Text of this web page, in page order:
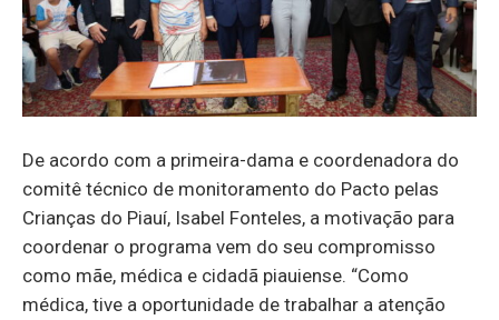
De acordo com a primeira-dama e coordenadora do
comitê técnico de monitoramento do Pacto pelas
Crianças do Piauí, Isabel Fonteles, a motivação para
coordenar o programa vem do seu compromisso
como mãe, médica e cidadã piauiense. “Como
médica, tive a oportunidade de trabalhar a atenção